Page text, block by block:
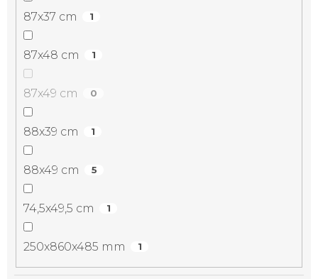
87x37 cm 1
87x48 cm 1
87x49 cm 0
88x39 cm 1
88x49 cm 5
74,5x49,5 cm 1
250x860x485 mm 1